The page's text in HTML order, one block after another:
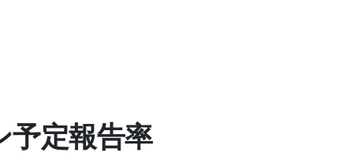
予定報告率